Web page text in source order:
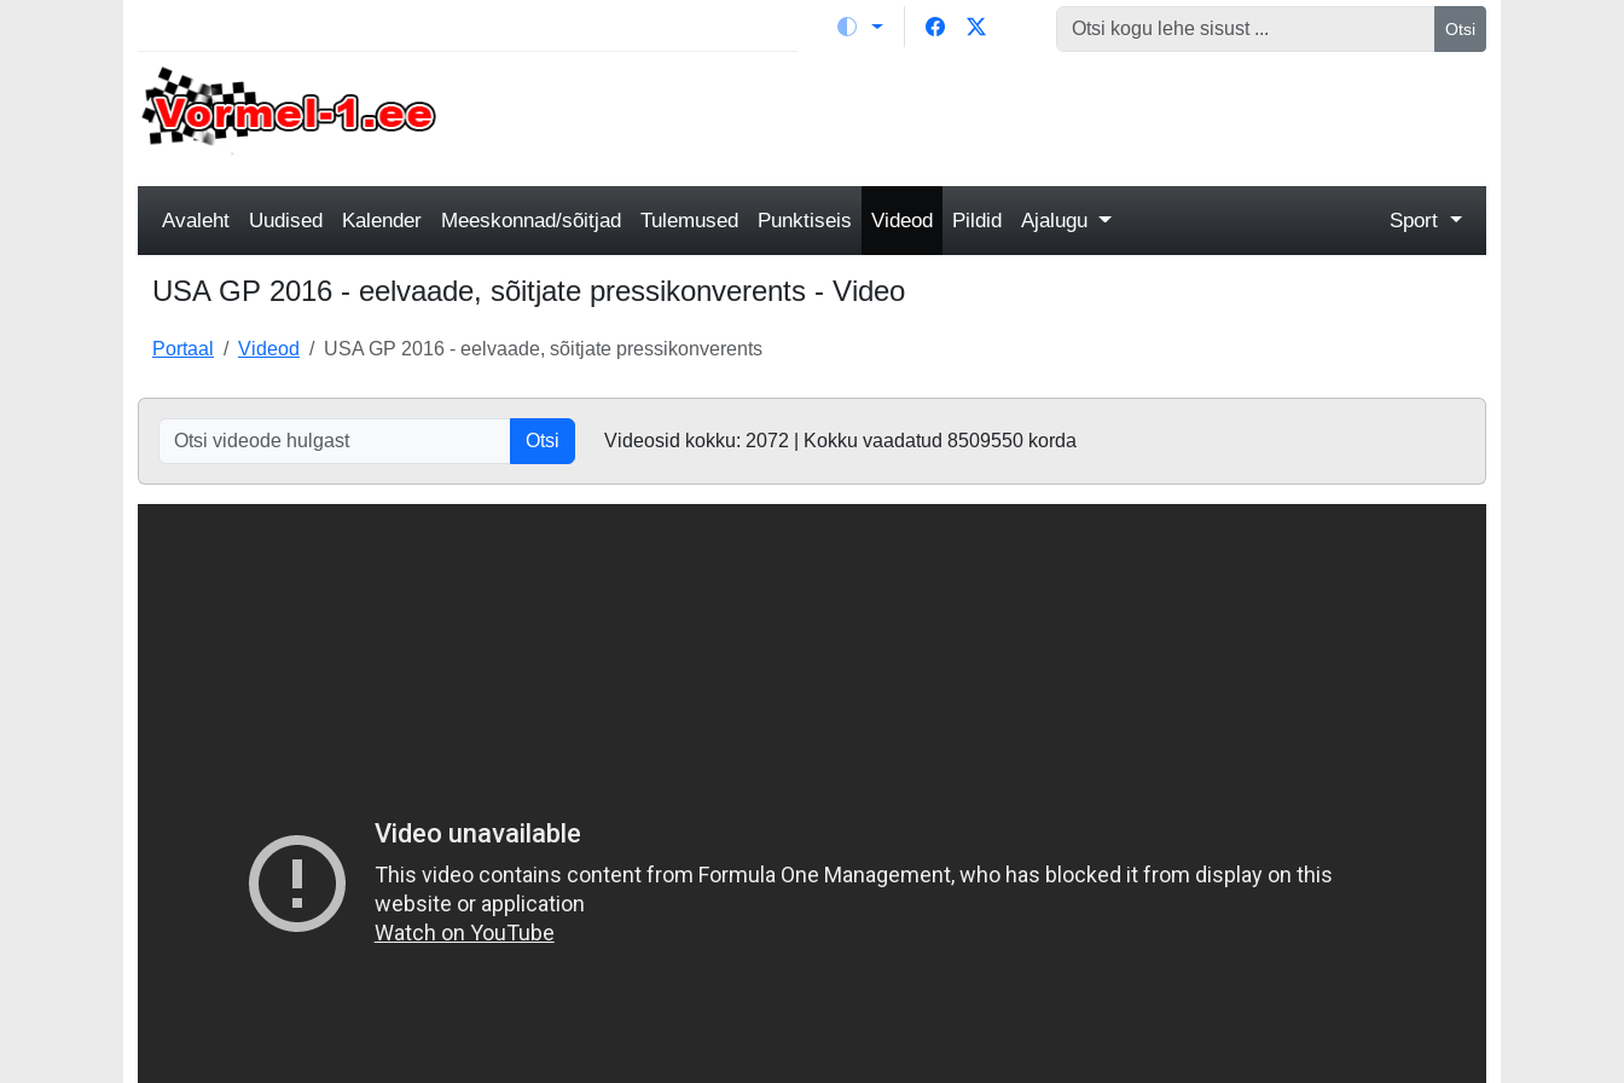
Otsi
Avaleht Uudised Kalender Meeskonnad/sõitjad Tulemused Punktiseis Videod Pildid Ajalugu Sport
USA GP 2016 - eelvaade, sõitjate pressikonverents - Video
Portaal Videod USA GP 2016 - eelvaade, sõitjate pressikonverents
Otsi Videosid kokku: 2072 | Kokku vaadatud 8509550 korda